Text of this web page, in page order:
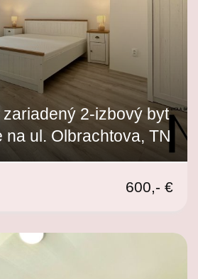
2-izbový byt
na ul. Olbrachtova, TN
600,- €